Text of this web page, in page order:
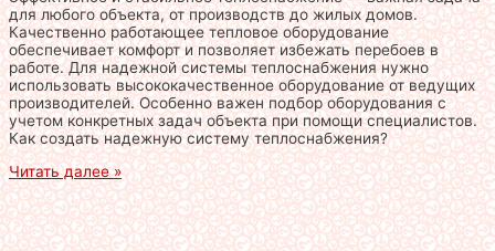
для любого объекта, от производств до жилых домов.
Качественно работающее тепловое оборудование
обеспечивает комфорт и позволяет избежать перебоев в
работе. Для надежной системы теплоснабжения нужно
использовать высококачественное оборудование от ведущих
производителей. Особенно важен подбор оборудования с
учетом конкретных задач объекта при помощи специалистов.
Как создать надежную систему теплоснабжения?
Читать далее »